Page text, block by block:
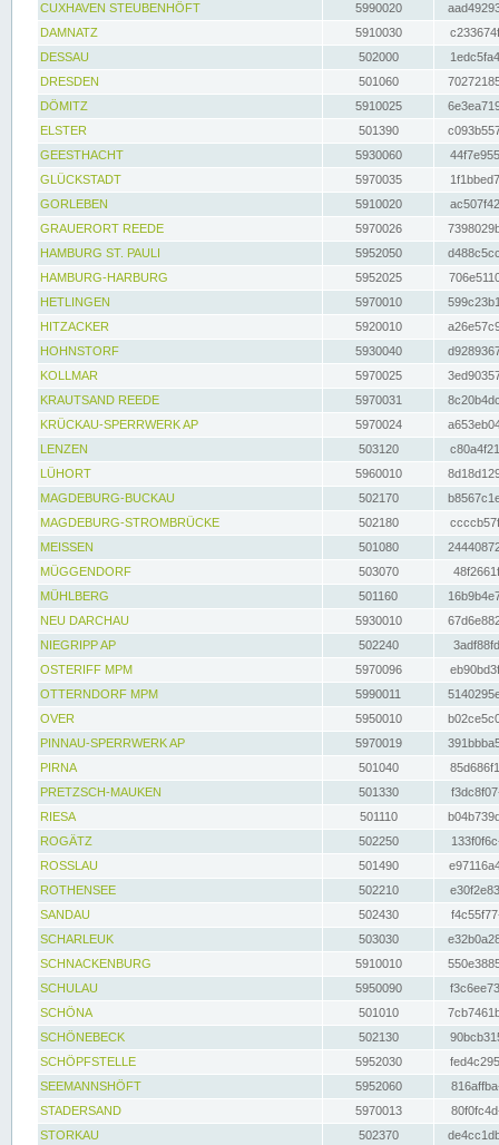
CUXHAVEN STEUBENHÖFT
5990020
DAMNATZ
5910030
DESSAU
502000
DRESDEN
501060
DÖMITZ
5910025
ELSTER
501390
GEESTHACHT
5930060
GLÜCKSTADT
5970035
GORLEBEN
5910020
GRAUERORT REEDE
5970026
HAMBURG ST. PAULI
5952050
HAMBURG-HARBURG
5952025
HETLINGEN
5970010
HITZACKER
5920010
HOHNSTORF
5930040
KOLLMAR
5970025
KRAUTSAND REEDE
5970031
KRÜCKAU-SPERRWERK AP
5970024
LENZEN
503120
LÜHORT
5960010
MAGDEBURG-BUCKAU
502170
MAGDEBURG-STROMBRÜCKE
502180
MEISSEN
501080
MÜGGENDORF
503070
MÜHLBERG
501160
NEU DARCHAU
5930010
NIEGRIPP AP
502240
OSTERIFF MPM
5970096
OTTERNDORF MPM
5990011
OVER
5950010
PINNAU-SPERRWERK AP
5970019
PIRNA
501040
PRETZSCH-MAUKEN
501330
RIESA
501110
ROGÄTZ
502250
ROSSLAU
501490
ROTHENSEE
502210
SANDAU
502430
SCHARLEUK
503030
SCHNACKENBURG
5910010
SCHULAU
5950090
SCHÖNA
501010
SCHÖNEBECK
502130
SCHÖPFSTELLE
5952030
SEEMANNSHÖFT
5952060
STADERSAND
5970013
STORKAU
502370